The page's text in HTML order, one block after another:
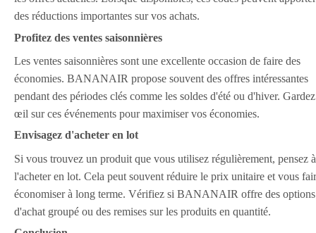
des réductions importantes sur vos achats.
Profitez des ventes saisonnières
Les ventes saisonnières sont une excellente occasion de faire des
économies. BANANAIR propose souvent des offres intéressantes
pendant des périodes clés comme les soldes d'été ou d'hiver.
œil sur ces événements pour maximiser vos économies.
Envisagez d'acheter en lot
Si vous trouvez un produit que vous utilisez régulièrement, pensez à
l'acheter en lot. Cela peut souvent réduire le prix unitaire et vous
économiser à long terme. Vérifiez si BANANAIR offre des options
d'achat groupé ou des remises sur les produits en quantité.